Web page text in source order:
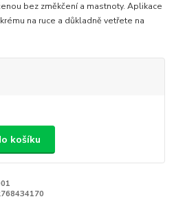
bez změkčení a mastnoty. Aplikace
na ruce a důkladně vetřete na
košíku